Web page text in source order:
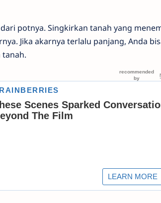
potnya. Singkirkan tanah yang
Jika akarnya terlalu panjang, Anda